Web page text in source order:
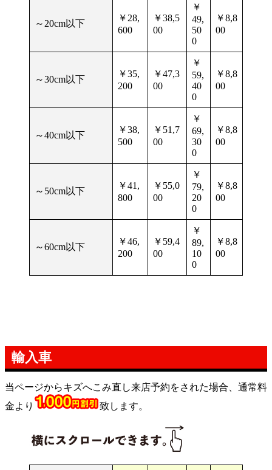
～20cm以下
￥28,
600
￥38,5
00
￥
49,
50
0
￥8,8
00
～30cm以下
￥35,
200
￥47,3
00
￥
59,
40
0
￥8,8
00
～40cm以下
￥38,
500
￥51,7
00
￥
69,
30
0
￥8,8
00
～50cm以下
￥41,
800
￥55,0
00
￥
79,
20
0
￥8,8
00
～60cm以下
￥46,
200
￥59,4
00
￥
89,
10
0
￥8,8
00
輸入車
当ページからキズへこみ直し来店予約をされた場合、通常料
金より
致します。